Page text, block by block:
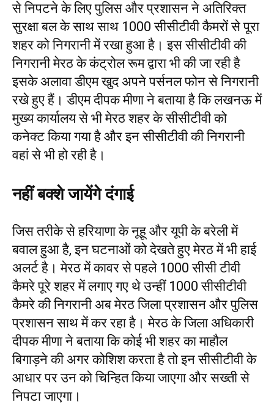
से निपटने के लिए पुलिस और प्रशासन ने अतिरिक्त
सुरक्षा बल के साथ साथ 1000 सीसीटीवी कैमरों से पूरा
शहर को निगरानी में रखा हुआ है। इस सीसीटीवी की
निगरानी मेरठ के कंट्रोल रूम द्वारा भी की जा रही है
इसके अलावा डीएम खुद अपने पर्सनल फोन से निगरानी
रखे हुए हैं। डीएम दीपक मीणा ने बताया है कि लखनऊ में
मुख्य कार्यालय से भी मेरठ शहर के सीसीटीवी को
कनेक्ट किया गया है और इन सीसीटीवी की निगरानी
वहां से भी हो रही है।
नहीं बक्शे जायेंगे दंगाई
जिस तरीके से हरियाणा के नूहू और यूपी के बरेली में
बवाल हुआ है, इन घटनाओं को देखते हुए मेरठ में भी हाई
अलर्ट है। मेरठ में कावर से पहले 1000 सीसी टीवी
कैमरे पूरे शहर में लगाए गए थे उन्हीं 1000 सीसीटीवी
कैमरे की निगरानी अब मेरठ जिला प्रशासन और पुलिस
प्रशासन साथ में कर रहा है। मेरठ के जिला अधिकारी
दीपक मीणा ने बताया कि कोई भी शहर का माहौल
बिगाड़ने की अगर कोशिश करता है तो इन सीसीटीवी के
आधार पर उन को चिन्हित किया जाएगा और सख्ती से
निपटा जाएगा।